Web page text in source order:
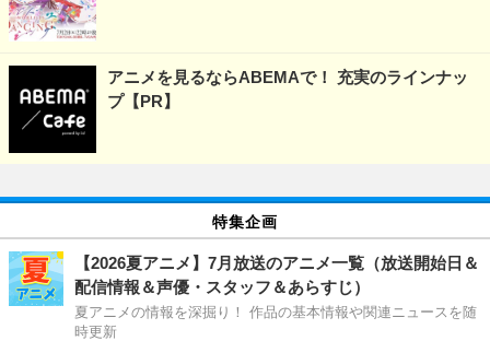
アニメを見るならABEMAで！ 充実のラインナッ
プ【PR】
特集企画
【2026夏アニメ】7月放送のアニメ一覧（放送開始日＆
配信情報＆声優・スタッフ＆あらすじ）
夏アニメの情報を深掘り！ 作品の基本情報や関連ニュースを随
時更新